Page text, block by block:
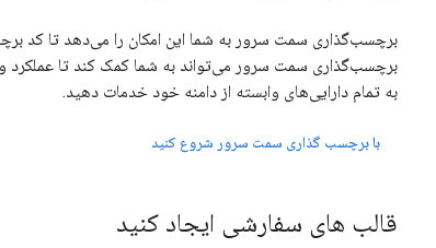
برچسب‌گذاری سمت سرور به شما این امکان را می‌دهد تا کد
برچسب‌گذاری سمت سرور می‌تواند به شما کمک کند تا عملکرد
به تمام دارایی‌های وابسته از دامنه خود خدمات دهید.
با برچسب گذاری سمت سرور شروع کنید
قالب های سفارشی ایجاد کنید